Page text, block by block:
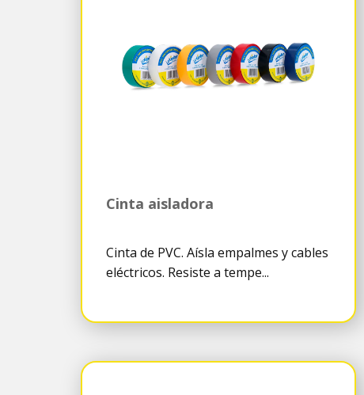
Cinta aisladora
Cinta de PVC. Aísla empalmes y cables
eléctricos. Resiste a tempe...